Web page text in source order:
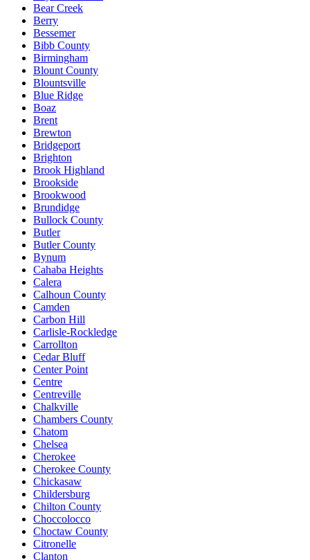
Bear Creek
Berry
Bessemer
Bibb County
Birmingham
Blount County
Blountsville
Blue Ridge
Boaz
Brent
Brewton
Bridgeport
Brighton
Brook Highland
Brookside
Brookwood
Brundidge
Bullock County
Butler
Butler County
Bynum
Cahaba Heights
Calera
Calhoun County
Camden
Carbon Hill
Carlisle-Rockledge
Carrollton
Cedar Bluff
Center Point
Centre
Centreville
Chalkville
Chambers County
Chatom
Chelsea
Cherokee
Cherokee County
Chickasaw
Childersburg
Chilton County
Choccolocco
Choctaw County
Citronelle
Clanton